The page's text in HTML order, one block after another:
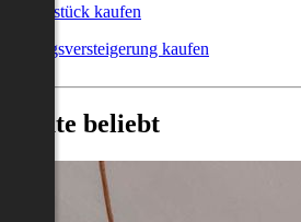
Grundstück kaufen
Zwangsversteigerung kaufen
Heute beliebt